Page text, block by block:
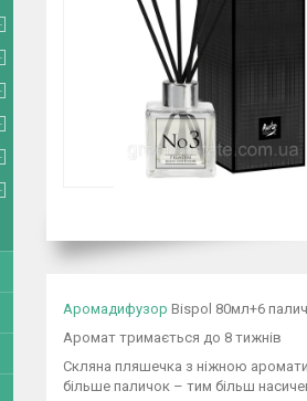
Аромадифузор Bispol 80мл+6
Аромат тримається до 8 тижнів
Скляна пляшечка з ніжною
більше паличок – тим більш